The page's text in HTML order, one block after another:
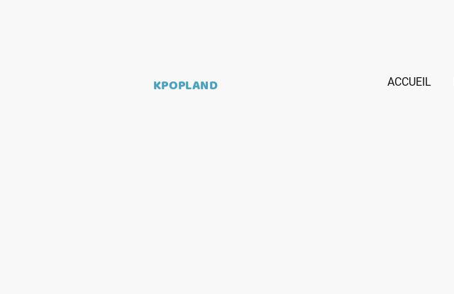
KPOPLAND ACCUEIL